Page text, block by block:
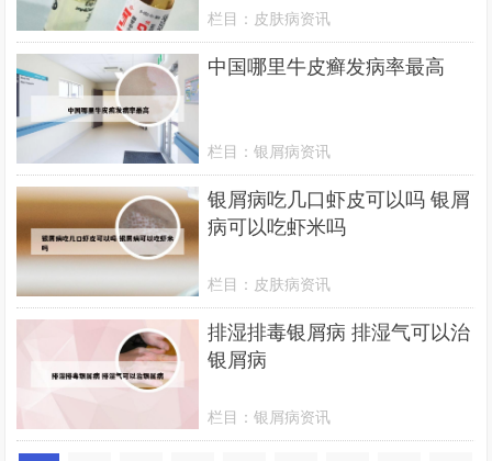
栏目： 皮肤病资讯
中国哪里牛皮癣发病率最高
栏目：银屑病资讯
银屑病吃几口虾皮可以吗 银屑
病可以吃虾米吗
栏目： 皮肤病资讯
排湿排毒银屑病 排湿气可以治
银屑病
栏目：银屑病资讯